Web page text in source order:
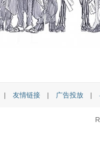
| 友情链接 | 广告投放 |